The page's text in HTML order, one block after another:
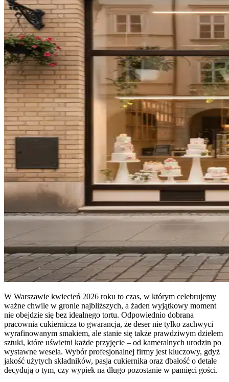
W Warszawie kwiecień 2026 roku to czas, w którym celebrujemy
ważne chwile w gronie najbliższych, a żaden wyjątkowy moment
nie obejdzie się bez idealnego tortu. Odpowiednio dobrana
pracownia cukiernicza to gwarancja, że deser nie tylko zachwyci
wyrafinowanym smakiem, ale stanie się także prawdziwym dziełem
sztuki, które uświetni każde przyjęcie – od kameralnych urodzin po
wystawne wesela. Wybór profesjonalnej firmy jest kluczowy, gdyż
jakość użytych składników, pasja cukiernika oraz dbałość o detale
decydują o tym, czy wypiek na długo pozostanie w pamięci gości.